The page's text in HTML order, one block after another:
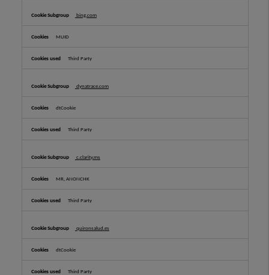
bing.com
MUID
Third Party
dynatrace.com
dtCookie
Third Party
c.clarity.ms
MR, ANONCHK
Third Party
quironsalud.es
dtCookie
Third Party